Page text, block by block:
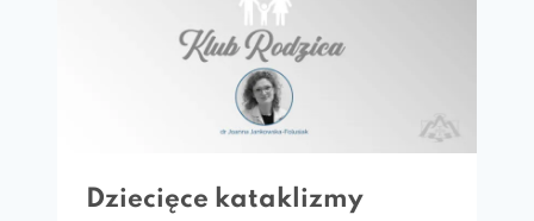
Dziecięce kataklizmy